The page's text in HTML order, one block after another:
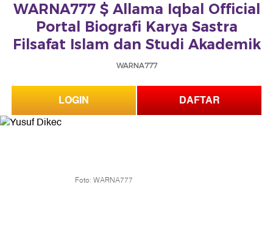
Loading...
WARNA777 $ Allama Iqbal Official
Portal Biografi Karya Sastra
Filsafat Islam dan Studi Akademik
WARNA777
LOGIN DAFTAR
Foto: WARNA777